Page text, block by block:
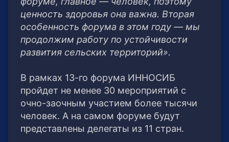
ценность здоровья она важна. Вторая
особенность форума в этом году — мы
продолжим работу по устойчивости
развития сельских территорий».
В рамках 13-го форума ИННОСИБ
пройдет не менее 30 мероприятий с
очно-заочным участием более тысячи
человек. А на самом форуме будут
представлены делегаты из 11 стран.